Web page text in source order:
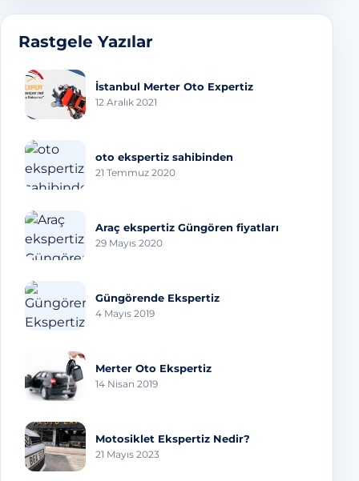
Rastgele Yazılar
İstanbul Merter Oto Expertiz
12 Aralık 2021
oto ekspertiz sahibinden
21 Temmuz 2020
Araç ekspertiz Güngören fiyatları
29 Mayıs 2020
Güngörende Ekspertiz
4 Mayıs 2019
Merter Oto Ekspertiz
14 Nisan 2019
Motosiklet Ekspertiz Nedir?
21 Mayıs 2023